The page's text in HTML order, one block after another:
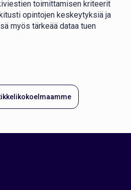
toimittamisen kriteerit
opintojen keskeytyksiä ja
myös tärkeää dataa tuen